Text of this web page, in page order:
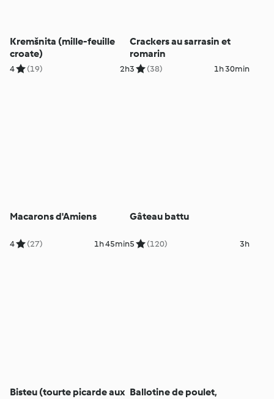
Kremšnita (mille-feuille
croate)
4 (19) 2h
Crackers au sarrasin et
romarin
3 (38) 1h 30min
Macarons d'Amiens
4 (27) 1h 45min
Gâteau battu
5 (120) 3h
Bisteu (tourte picarde aux Ballotine de poulet,